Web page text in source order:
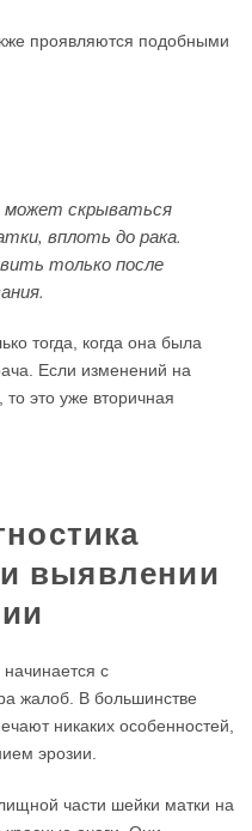
проявляются подобными
может скрываться
вплоть до рака.
только после
тогда, когда она была
Если изменений на
это уже вторичная
выявлении
с
жалоб. В большинстве
никаких особенностей,
эрозии.
части шейки матки на